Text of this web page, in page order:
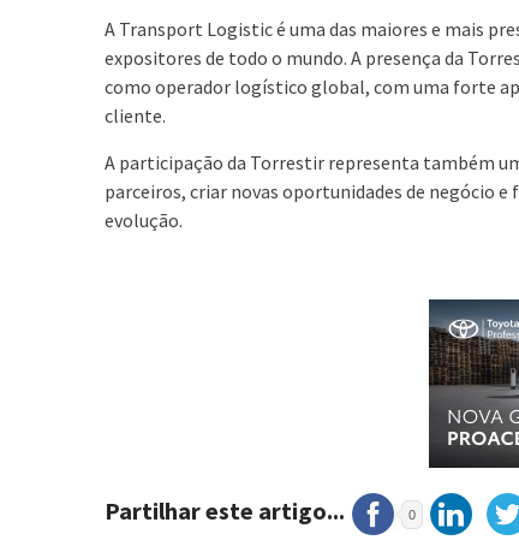
A Transport Logistic é uma das maiores e mais
expositores de todo o mundo. A presença da
como operador logístico global, com uma forte
cliente.
A participação da Torrestir representa também
parceiros, criar novas oportunidades de negócio
evolução.
Partilhar este artigo... 0